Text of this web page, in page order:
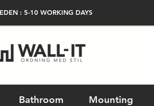
: 5-10 WORKING DAYS
Bathroom Mounting